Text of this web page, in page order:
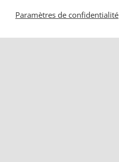
Paramètres de confidentialité